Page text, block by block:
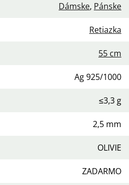
Dámske, Pánske
Retiazka
55 cm
Ag 925/1000
≤3,3 g
2,5 mm
OLIVIE
ZADARMO